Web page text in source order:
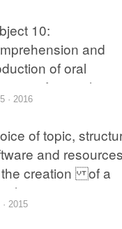
10:
and
of oral
for teaching
learning in CLIL
· 2016
of topic,
and
the creation of a
story
· 2015